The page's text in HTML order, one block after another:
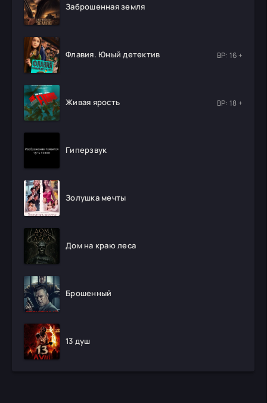
Заброшенная земля
Флавия. Юный детектив ВР: 16 +
Живая ярость ВР: 18 +
Гиперзвук
Золушка мечты
Дом на краю леса
Брошенный
13 душ